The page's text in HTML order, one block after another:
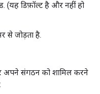
(यह डिफ़ॉल्ट है और नहीं हो
से जोड़ता है.
अपने संगठन को शामिल करने